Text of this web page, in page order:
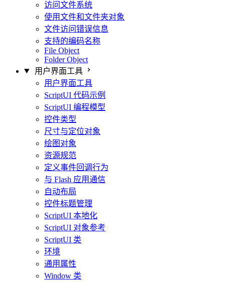
访问文件系统
使用文件和文件夹对象
文件访问错误信息
支持的编码名称
File Object
Folder Object
用户界面工具
用户界面工具
ScriptUI 代码示例
ScriptUI 编程模型
控件类型
尺寸与定位对象
绘图对象
资源规范
定义事件回调行为
与 Flash 应用通信
自动布局
控件标题管理
ScriptUI 本地化
ScriptUI 对象参考
ScriptUI 类
环境
通用属性
Window 类